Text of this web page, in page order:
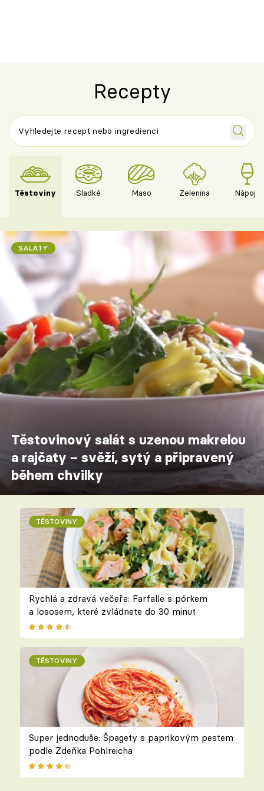
Recepty
Těstoviny Sladké Maso Zelenina Nápoje
SALÁTY
Těstovinový salát s uzenou makrelou
a rajčaty – svěží, sytý a připravený
během chvilky
TĚSTOVINY
Rychlá a zdravá večeře: Farfalle s pórkem
a lososem, které zvládnete do 30 minut
TĚSTOVINY
Super jednoduše: Špagety s paprikovým pestem
podle Zdeňka Pohlreicha